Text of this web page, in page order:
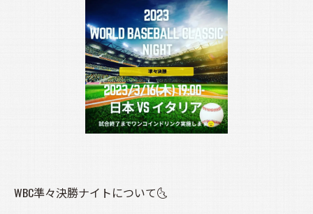
WBC準々決勝ナイトについて🌜️